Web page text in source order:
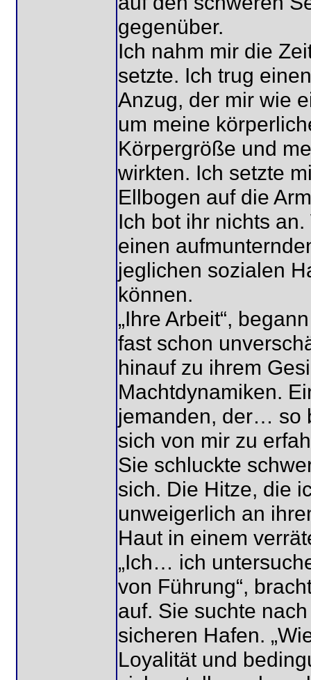
gegenüber.
Ich nahm mir die
setzte. Ich trug
Anzug, der mir wie
um meine
Körpergröße und
wirkten. Ich setzte
Ellbogen auf die
Ich bot ihr nichts
einen
jeglichen sozialen
können.
„Ihre Arbeit“,
fast schon
hinauf zu ihrem
Machtdynamiken.
jemanden, der… so
sich von mir zu
Sie schluckte
sich. Die Hitze, die
unweigerlich an
Haut in einem
„Ich… ich
von Führung“,
auf. Sie suchte
sicheren Hafen.
Loyalität und